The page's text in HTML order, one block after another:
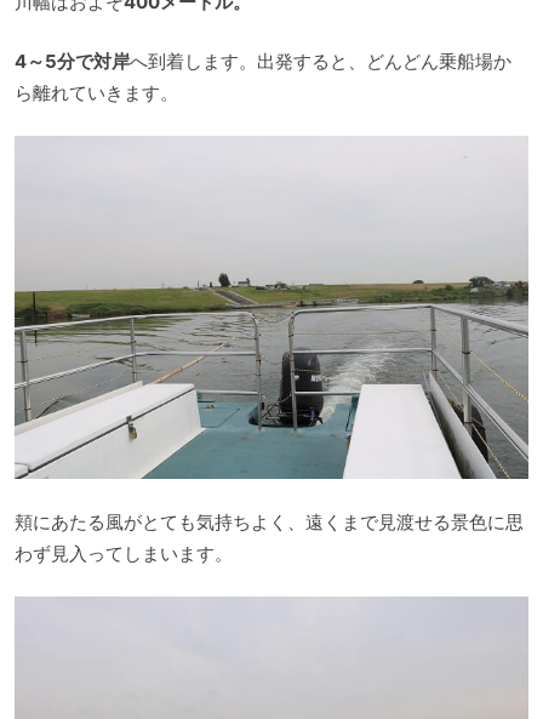
4～5分で対岸へ到着します。出発すると、どんどん乗船場か
ら離れていきます。
頬にあたる風がとても気持ちよく、遠くまで見渡せる景色に思
わず見入ってしまいます。